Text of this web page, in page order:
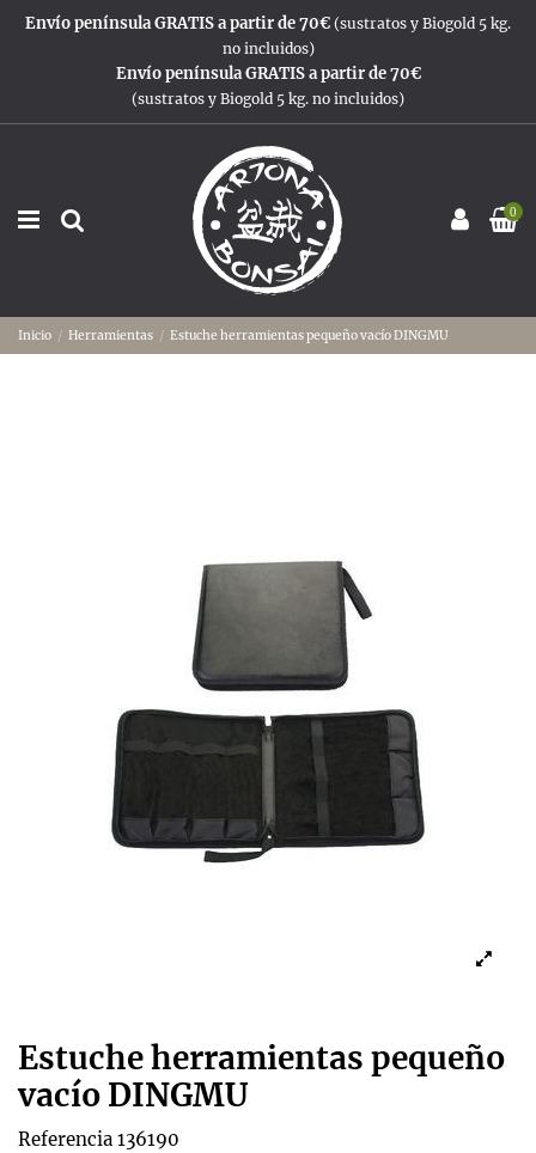
Envío península GRATIS a partir de 70€ (sustratos y Biogold 5 kg.
no incluidos)
Envío península GRATIS a partir de 70€
(sustratos y Biogold 5 kg. no incluidos)
0
Inicio Herramientas Estuche herramientas pequeño vacío DINGMU
Estuche herramientas pequeño
vacío DINGMU
Referencia 136190